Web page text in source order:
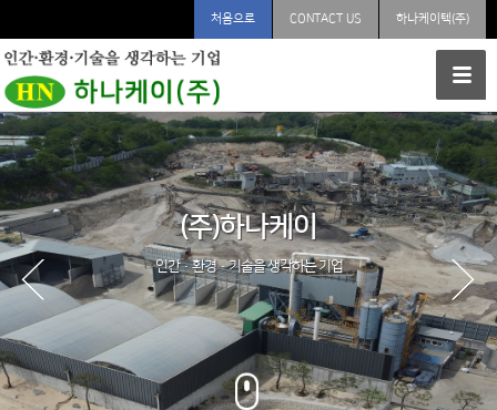
처음으로 CONTACT US 하나케이텍(주)
(주)하나케이
인간·환경·기술을 생각하는 기업